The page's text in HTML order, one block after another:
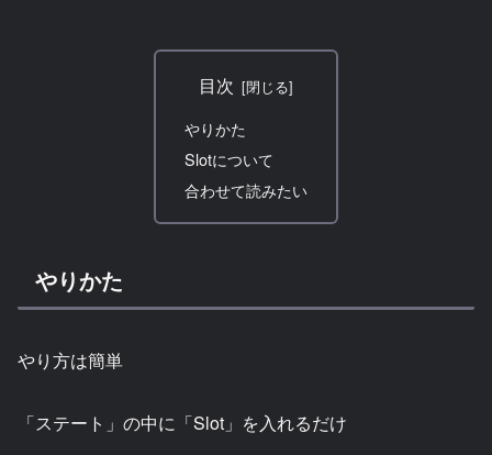
目次
やりかた
Slotについて
合わせて読みたい
やりかた
やり方は簡単
「ステート」の中に「Slot」を入れるだけ